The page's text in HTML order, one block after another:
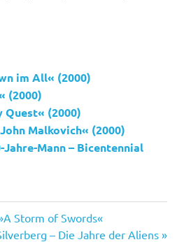
im All« (2000)
(2000)
(2000)
Malkovich« (2000)
Mann – Bicentennial
Storm of Swords«
– Die Jahre der Aliens